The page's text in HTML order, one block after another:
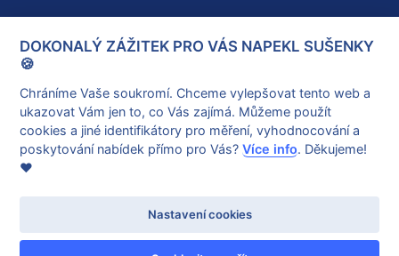
O nás
Vše o nákupu
Reklamace a vrácení poukazu
Obchodní podmínky
Ochrana osobních údajů
© 2026 dokonalyzazitek.cz VytvořilNet Magnet
DOKONALÝ ZÁŽITEK PRO VÁS NAPEKL SUŠENKY
🍪
Chráníme Vaše soukromí. Chceme vylepšovat tento web a
ukazovat Vám jen to, co Vás zajímá. Můžeme použít
cookies a jiné identifikátory pro měření, vyhodnocování a
poskytování nabídek přímo pro Vás?Více info. Děkujeme!
❤️
Nastavení cookies